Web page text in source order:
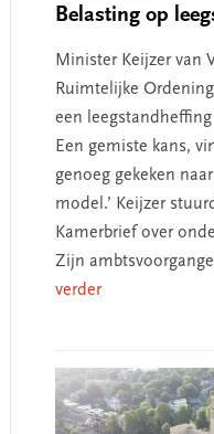
Belasting op
Minister Keijzer van
Ruimtelijke
een
Een gemiste kans,
genoeg gekeken
model.’ Keijzer
Kamerbrief over
Zijn
verder